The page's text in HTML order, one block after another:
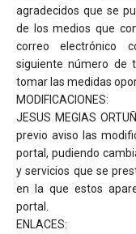
agradecidos que se
de los medios que
correo electrónico
siguiente número de
tomar las medidas
MODIFICACIONES:
JESUS MEGIAS
previo aviso las
portal, pudiendo
y servicios que se
en la que estos
portal.
ENLACES: